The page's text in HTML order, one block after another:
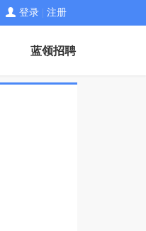
登录 注册
蓝领招聘